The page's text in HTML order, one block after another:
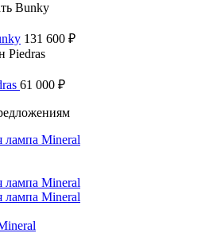
131 600 ₽
61 000 ₽